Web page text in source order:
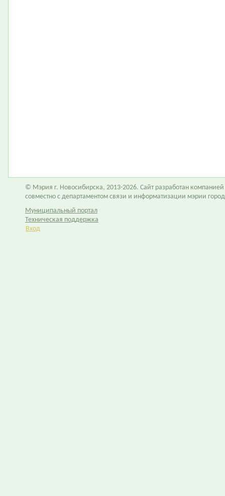
© Мэрия г. Новосибирска, 2013-2026. Сайт разработан компанией
совместно с департаментом связи и информатизации мэрии
Муниципальный портал
Техническая поддержка
Вход